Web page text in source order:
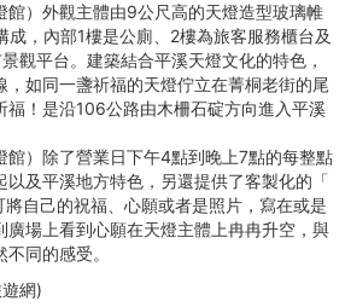
） 外觀主體由9公尺高的天燈造型玻璃帷
成，內部1樓是公廁、2樓為旅客服務櫃台及
觀平台。建築結合平溪天燈文化的特色，
如同一盞祈福的天燈佇立在菁桐老街的尾
！ 是沿106公路由木柵石碇方向進入平溪
） 除了營業日下午4點到晚上7點的每整點
以及平溪地方特色，另還提供了客製化的「
自己的祝福、心願或者是照片， 寫在或是
廣場上看到心願在天燈主體上冉冉升空， 與
同的感受。
網)